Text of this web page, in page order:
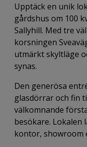
Upptäck en unik
gårdshus om 100
Sallyhill. Med tre
korsningen
utmärkt skyltläge
synas.
Den generösa
glasdörrar och fin
välkomnande
besökare.
kontor, showroom